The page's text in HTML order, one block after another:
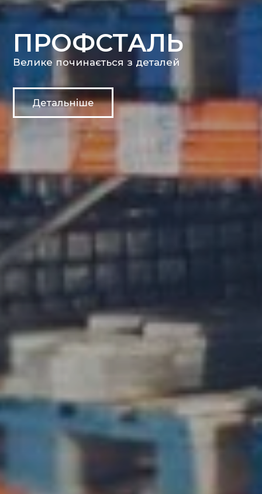
ПРОФСТАЛЬ
Велике починається з деталей
Детальніше